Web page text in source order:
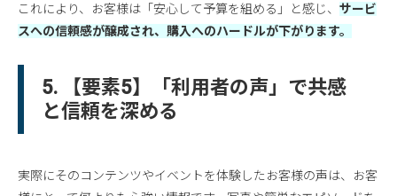
これにより、お客様は「安心して予算を組める」と感じ、 サービ
スへの信頼感が醸成され、購入へのハードルが下がります。
5. 【要素5】「利用者の声」で共感
と信頼を深める
実際にそのコンテンツやイベントを体験したお客様の声は、お客